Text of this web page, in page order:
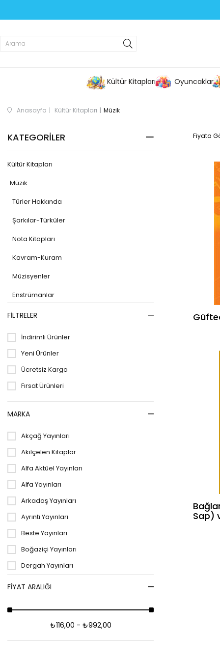
Kültür Kitapları Oyuncaklar
Anasayfa Kültür Kitapları Müzik
KATEGORILER
Kültür Kitapları
Müzik
Türler Hakkında
Şarkılar-Türküler
Nota Kitapları
Kavram-Kuram
Müzisyenler
Enstrümanlar
Siyaset
Çocuk Kitapları
Eğitim
Eğitim-Hazırlık-Yardımcı Kitap
Din
spor
İslam
Dergi
Sağlık-Tıp
Kültür
Sınavlar
Felsefe-Düşünce
Sosyoloji
FILTRELER
İndirimli Ürünler
Yeni Ürünler
Ücretsiz Kargo
Fırsat Ürünleri
MARKA
Akçağ Yayınları
Akılçelen Kitaplar
Alfa Aktüel Yayınları
Alfa Yayınları
Arkadaş Yayınları
Ayrıntı Yayınları
Beste Yayınları
Boğaziçi Yayınları
Dergah Yayınları
Doruk Yayınları
Everest Yayınları
FIYAT ARALIĞI
₺116,00 - ₺992,00
Fiyata
Sap)